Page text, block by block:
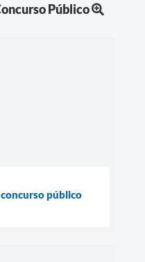
Público
público